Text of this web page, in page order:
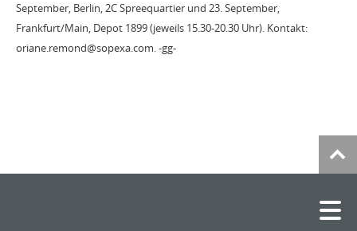
September, Berlin, 2C Spreequartier und 23. September,
Frankfurt/Main, Depot 1899 (jeweils 15.30-20.30 Uhr). Kontakt:
oriane.remond@sopexa.com. -gg-